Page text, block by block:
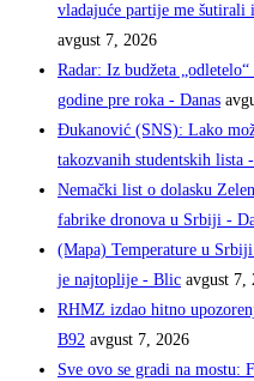
vladajuće partije me šutirali
avgust 7, 2026
Radar: Iz budžeta
godine pre roka - Danas
Đukanović (SNS): Lako
takozvanih studentskih lista
Nemački list o dolasku
fabrike dronova u Srbiji -
(Mapa) Temperature u
je najtoplije - Blic avgust 7,
RHMZ izdao hitno
B92 avgust 7, 2026
Sve ovo se gradi na mostu: